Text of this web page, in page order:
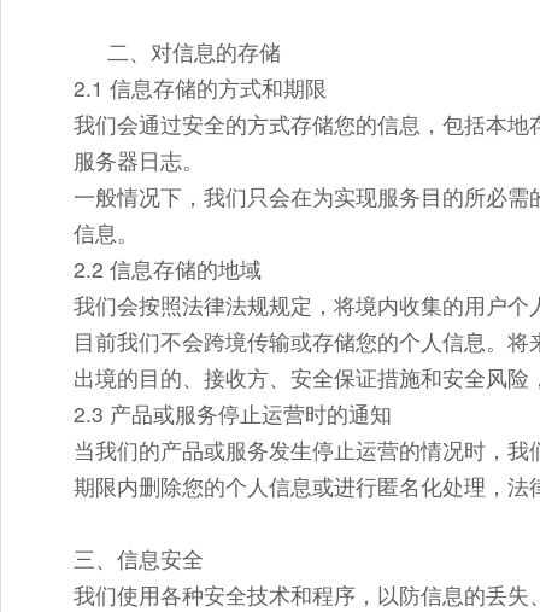
二、对信息的存储
2.1 信息存储的方式和期限
我们会通过安全的方式存储您的信息，包括本
服务器日志。
一般情况下，我们只会在为实现服务目的所必
信息。
2.2 信息存储的地域
我们会按照法律法规规定，将境内收集的用户个
目前我们不会跨境传输或存储您的个人信息。
出境的目的、接收方、安全保证措施和安全风险
2.3 产品或服务停止运营时的通知
当我们的产品或服务发生停止运营的情况时，
期限内删除您的个人信息或进行匿名化处理，法
三、信息安全
我们使用各种安全技术和程序，以防信息的丢